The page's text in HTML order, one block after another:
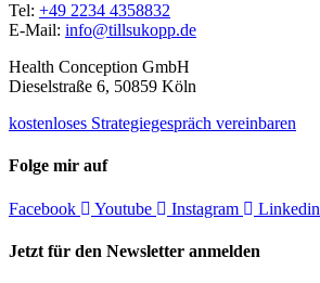
Tel: +49 2234 4358832
E-Mail: info@tillsukopp.de
Health Conception GmbH
Dieselstraße 6, 50859 Köln
kostenloses Strategiegespräch vereinbaren
Folge mir auf
Facebook Youtube Instagram Linkedin
Jetzt für den Newsletter anmelden